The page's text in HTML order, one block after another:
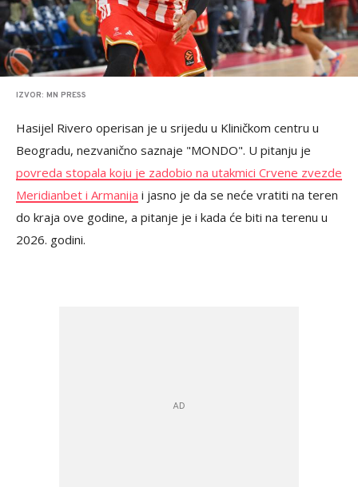
IZVOR: MN PRESS
Hasijel Rivero operisan je u srijedu u Kliničkom centru u
Beogradu, nezvanično saznaje "MONDO". U pitanju je
povreda stopala koju je zadobio na utakmici Crvene zvezde
Meridianbet i Armanija i jasno je da se neće vratiti na teren
do kraja ove godine, a pitanje je i kada će biti na terenu u
2026. godini.